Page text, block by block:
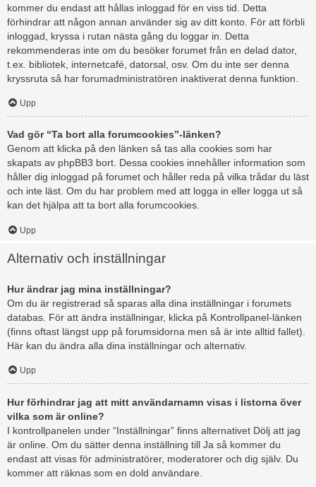
kommer du endast att hållas inloggad för en viss tid. Detta
förhindrar att någon annan använder sig av ditt konto. För att förbli
inloggad, kryssa i rutan nästa gång du loggar in. Detta
rekommenderas inte om du besöker forumet från en delad dator,
t.ex. bibliotek, internetcafé, datorsal, osv. Om du inte ser denna
kryssruta så har forumadministratören inaktiverat denna funktion.
Upp
Vad gör “Ta bort alla forumcookies”-länken?
Genom att klicka på den länken så tas alla cookies som har
skapats av phpBB3 bort. Dessa cookies innehåller information som
håller dig inloggad på forumet och håller reda på vilka trådar du läst
och inte läst. Om du har problem med att logga in eller logga ut så
kan det hjälpa att ta bort alla forumcookies.
Upp
Alternativ och inställningar
Hur ändrar jag mina inställningar?
Om du är registrerad så sparas alla dina inställningar i forumets
databas. För att ändra inställningar, klicka på Kontrollpanel-länken
(finns oftast längst upp på forumsidorna men så är inte alltid fallet).
Här kan du ändra alla dina inställningar och alternativ.
Upp
Hur förhindrar jag att mitt användarnamn visas i listorna över
vilka som är online?
I kontrollpanelen under “Inställningar” finns alternativet Dölj att jag
är online. Om du sätter denna inställning till Ja så kommer du
endast att visas för administratörer, moderatorer och dig själv. Du
kommer att räknas som en dold användare.